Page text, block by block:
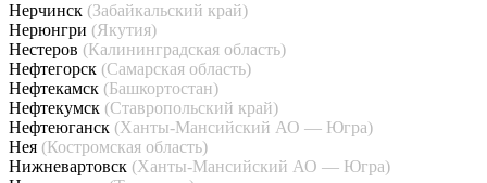
Нерчинск (Забайкальский край)
Нерюнгри (Якутия)
Нестеров (Калининградская область)
Нефтегорск (Самарская область)
Нефтекамск (Башкортостан)
Нефтекумск (Ставропольский край)
Нефтеюганск (Ханты-Мансийский АО — Югра)
Нея (Костромская область)
Нижневартовск (Ханты-Мансийский АО — Югра)